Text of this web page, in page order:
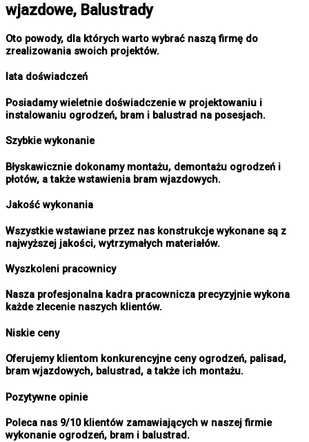
wjazdowe, Balustrady
Oto powody, dla których warto wybrać naszą firmę do
zrealizowania swoich projektów.
lata doświadczeń
Posiadamy wieletnie doświadczenie w projektowaniu i
instalowaniu ogrodzeń, bram i balustrad na posesjach.
Szybkie wykonanie
Błyskawicznie dokonamy montażu, demontażu ogrodzeń i
płotów, a także wstawienia bram wjazdowych.
Jakość wykonania
Wszystkie wstawiane przez nas konstrukcje wykonane są z
najwyższej jakości, wytrzymałych materiałów.
Wyszkoleni pracownicy
Nasza profesjonalna kadra pracownicza precyzyjnie wykona
każde zlecenie naszych klientów.
Niskie ceny
Oferujemy klientom konkurencyjne ceny ogrodzeń, palisad,
bram wjazdowych, balustrad, a także ich montażu.
Pozytywne opinie
Poleca nas 9/10 klientów zamawiających w naszej firmie
wykonanie ogrodzeń, bram i balustrad.